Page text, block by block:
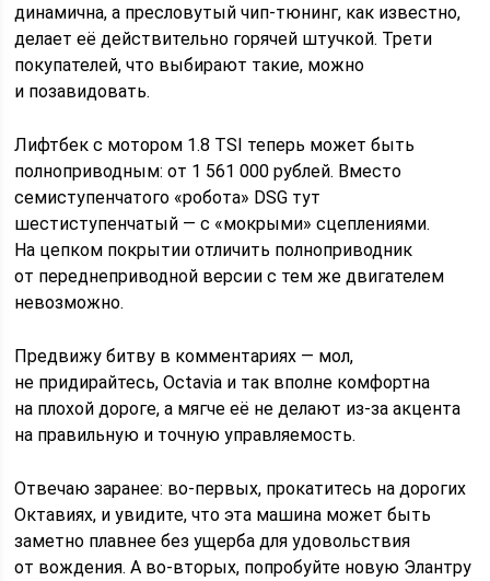
динамична, а пресловутый чип-тюнинг, как известно,
делает её действительно горячей штучкой. Трети
покупателей, что выбирают такие, можно
и позавидовать.
Лифтбек с мотором 1.8 TSI теперь может быть
полноприводным: от 1 561 000 рублей. Вместо
семиступенчатого «робота» DSG тут
шестиступенчатый — с «мокрыми» сцеплениями.
На цепком покрытии отличить полноприводник
от переднеприводной версии с тем же двигателем
невозможно.
Предвижу битву в комментариях — мол,
не придирайтесь, Octavia и так вполне комфортна
на плохой дороге, а мягче её не делают из-за акцента
на правильную и точную управляемость.
Отвечаю заранее: во-первых, прокатитесь на дорогих
Октавиях, и увидите, что эта машина может быть
заметно плавнее без ущерба для удовольствия
от вождения. А во-вторых, попробуйте новую Элантру